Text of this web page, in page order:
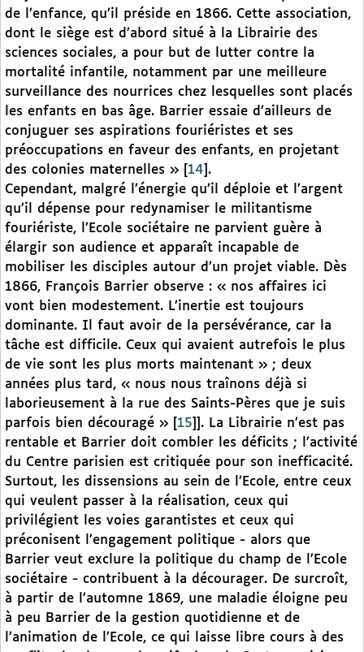
de l’enfance, qu’il préside en 1866. Cette association,
dont le siège est d’abord situé à la Librairie des
sciences sociales, a pour but de lutter contre la
mortalité infantile, notamment par une meilleure
surveillance des nourrices chez lesquelles sont placés
les enfants en bas âge. Barrier essaie d’ailleurs de
conjuguer ses aspirations fouriéristes et ses
préoccupations en faveur des enfants, en projetant
des colonies maternelles »
14 .
Cependant, malgré l’énergie qu’il déploie et l’argent
qu’il dépense pour redynamiser le militantisme
fouriériste, l’Ecole sociétaire ne parvient guère à
élargir son audience et apparaît incapable de
mobiliser les disciples autour d’un projet viable. Dès
1866, François Barrier observe : « nos affaires ici
vont bien modestement. L’inertie est toujours
dominante. Il faut avoir de la persévérance, car la
tâche est difficile. Ceux qui avaient autrefois le plus
de vie sont les plus morts maintenant » ; deux
années plus tard, « nous nous traînons déjà si
laborieusement à la rue des Saints-Pères que je suis
parfois bien découragé »
15
]. La Librairie n’est pas
rentable et Barrier doit combler les déficits ; l’activité
du Centre parisien est critiquée pour son inefficacité.
Surtout, les dissensions au sein de l’Ecole, entre ceux
qui veulent passer à la réalisation, ceux qui
privilégient les voies garantistes et ceux qui
préconisent l’engagement politique - alors que
Barrier veut exclure la politique du champ de l’Ecole
sociétaire - contribuent à la décourager. De surcroît,
à partir de l’automne 1869, une maladie éloigne peu
à peu Barrier de la gestion quotidienne et de
l’animation de l’Ecole, ce qui laisse libre cours à des